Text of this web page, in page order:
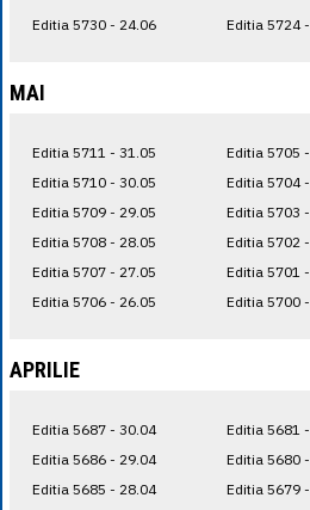
Editia 5730 - 24.06
Editia 5724
MAI
Editia 5711 - 31.05
Editia 5710 - 30.05
Editia 5709 - 29.05
Editia 5708 - 28.05
Editia 5707 - 27.05
Editia 5706 - 26.05
Editia 5705
Editia 5704
Editia 5703
Editia 5702
Editia 5701
Editia 5700
APRILIE
Editia 5687 - 30.04
Editia 5686 - 29.04
Editia 5685 - 28.04
Editia 5681
Editia 5680
Editia 5679